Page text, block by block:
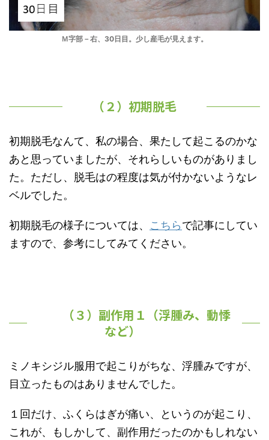
Ｍ字部－右、30日目。少し産毛が見えます。
（２）初期脱毛
初期脱毛なんて、私の場合、果たして起こるのかな
あと思っていましたが、それらしいものがありまし
た。ただし、脱毛はの程度は気が付かないようなレ
ベルでした。
初期脱毛の様子については、 こちらで記事にしてい
ますので、参考にしてみてください。
（３）副作用１（浮腫み、動悸
など）
ミノキシジル服用で起こりがちな、浮腫みですが、
目立ったものはありませんでした。
１回だけ、ふくらはぎが痛い、というのが起こり、
これが、もしかして、副作用だったのかもしれない